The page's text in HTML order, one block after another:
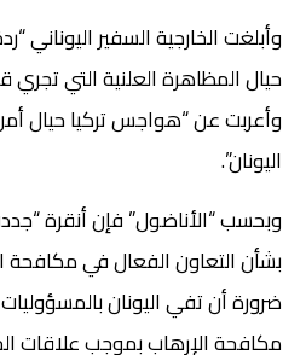
وأبلغت الخارجية السفير اليوناني
حيال المظاهرة العلنية التي تجري
وأعربت عن “هواجس تركيا حيال
اليونان”.
وبحسب “الأناضول” فإن أنقرة
بشأن التعاون الفعال في
ضرورة أن تفي اليونان
مكافحة الإرهاب بموجب علاقات